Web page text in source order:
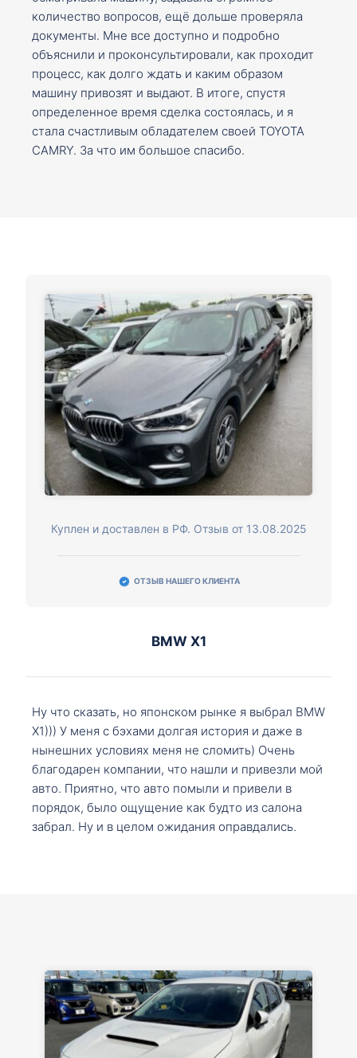
количество вопросов, ещё дольше проверяла
документы. Мне все доступно и подробно
объяснили и проконсультировали, как проходит
процесс, как долго ждать и каким образом
машину привозят и выдают. В итоге, спустя
определенное время сделка состоялась, и я
стала счастливым обладателем своей TOYOTA
CAMRY. За что им большое спасибо.
Куплен и доставлен в РФ. Отзыв от 13.08.2025
ОТЗЫВ НАШЕГО КЛИЕНТА
BMW X1
Ну что сказать, но японском рынке я выбрал BMW
X1))) У меня с бэхами долгая история и даже в
нынешних условиях меня не сломить) Очень
благодарен компании, что нашли и привезли мой
авто. Приятно, что авто помыли и привели в
порядок, было ощущение как будто из салона
забрал. Ну и в целом ожидания оправдались.